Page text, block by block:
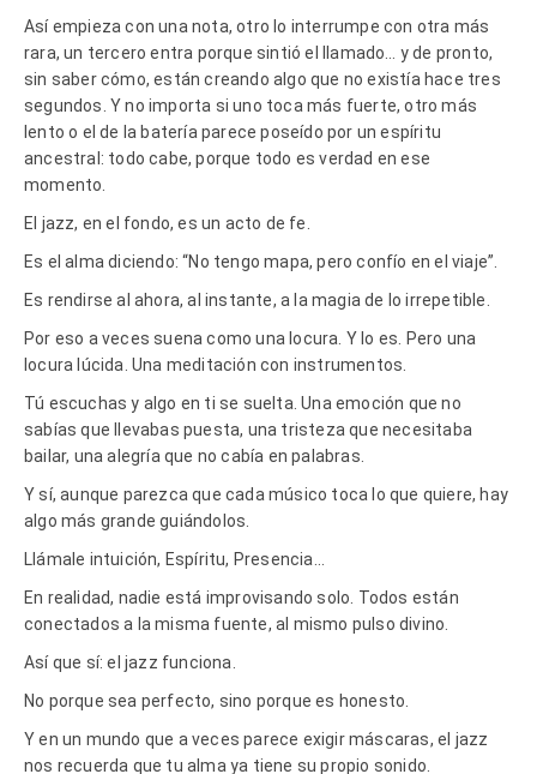
Así empieza con una nota, otro lo interrumpe con otra más
rara, un tercero entra porque sintió el llamado… y de pronto,
sin saber cómo, están creando algo que no existía hace tres
segundos. Y no importa si uno toca más fuerte, otro más
lento o el de la batería parece poseído por un espíritu
ancestral: todo cabe, porque todo es verdad en ese
momento.
El jazz, en el fondo, es un acto de fe.
Es el alma diciendo: “No tengo mapa, pero confío en el viaje”.
Es rendirse al ahora, al instante, a la magia de lo irrepetible.
Por eso a veces suena como una locura. Y lo es. Pero una
locura lúcida. Una meditación con instrumentos.
Tú escuchas y algo en ti se suelta. Una emoción que no
sabías que llevabas puesta, una tristeza que necesitaba
bailar, una alegría que no cabía en palabras.
Y sí, aunque parezca que cada músico toca lo que quiere, hay
algo más grande guiándolos.
Llámale intuición, Espíritu, Presencia…
En realidad, nadie está improvisando solo. Todos están
conectados a la misma fuente, al mismo pulso divino.
Así que sí: el jazz funciona.
No porque sea perfecto, sino porque es honesto.
Y en un mundo que a veces parece exigir máscaras, el jazz
nos recuerda que tu alma ya tiene su propio sonido.